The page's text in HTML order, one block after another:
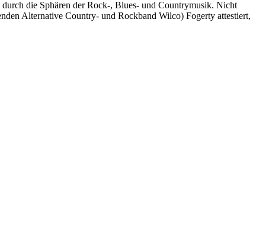
durch die Sphären der Rock-, Blues- und Countrymusik. Nicht
Alternative Country- und Rockband Wilco) Fogerty attestiert,